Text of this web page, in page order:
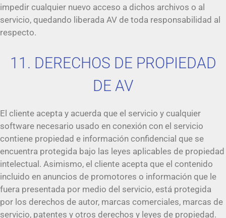
impedir cualquier nuevo acceso a dichos archivos o al
servicio, quedando liberada AV de toda responsabilidad al
respecto.
11. DERECHOS DE PROPIEDAD
DE AV
El cliente acepta y acuerda que el servicio y cualquier
software necesario usado en conexión con el servicio
contiene propiedad e información confidencial que se
encuentra protegida bajo las leyes aplicables de propiedad
intelectual. Asimismo, el cliente acepta que el contenido
incluido en anuncios de promotores o información que le
fuera presentada por medio del servicio, está protegida
por los derechos de autor, marcas comerciales, marcas de
servicio, patentes y otros derechos y leyes de propiedad.